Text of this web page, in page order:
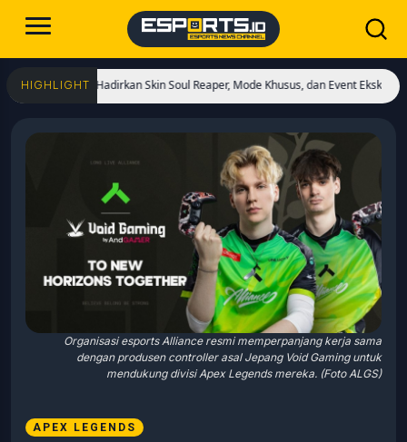
HIGHLIGHT
Hadirkan Skin Soul Reaper, Mode Khusus, dan Event Eksklusif!
Organisasi esports Alliance resmi memperpanjang kerja sama
dengan produsen controller asal Jepang Void Gaming untuk
mendukung divisi Apex Legends mereka. (Foto ALGS)
APEX LEGENDS